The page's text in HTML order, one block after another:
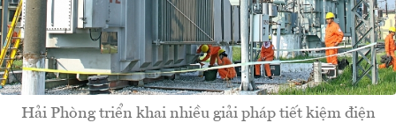
Hải Phòng triển khai nhiều giải pháp tiết kiệm điện